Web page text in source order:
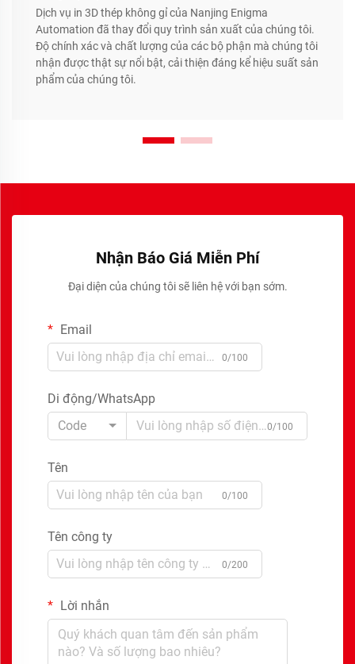
Dịch vụ in 3D thép không gỉ của Nanjing Enigma
Automation đã thay đổi quy trình sản xuất của chúng tôi.
Độ chính xác và chất lượng của các bộ phận mà chúng tôi
nhận được thật sự nổi bật, cải thiện đáng kể hiệu suất sản
phẩm của chúng tôi.
Nhận Báo Giá Miễn Phí
Đại diện của chúng tôi sẽ liên hệ với bạn sớm.
Email
0/100
Di động/WhatsApp
Code
0/100
Tên
0/100
Tên công ty
0/200
Lời nhắn